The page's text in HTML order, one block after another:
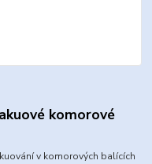
komorové
v komorových balících